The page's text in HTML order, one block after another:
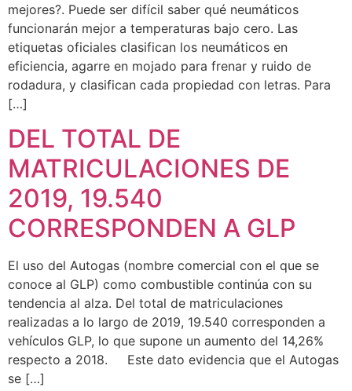
mejores?. Puede ser difícil saber qué neumáticos
funcionarán mejor a temperaturas bajo cero. Las
etiquetas oficiales clasifican los neumáticos en
eficiencia, agarre en mojado para frenar y ruido de
rodadura, y clasifican cada propiedad con letras. Para
[…]
DEL TOTAL DE
MATRICULACIONES DE
2019, 19.540
CORRESPONDEN A GLP
El uso del Autogas (nombre comercial con el que se
conoce al GLP) como combustible continúa con su
tendencia al alza. Del total de matriculaciones
realizadas a lo largo de 2019, 19.540 corresponden a
vehículos GLP, lo que supone un aumento del 14,26%
respecto a 2018. Este dato evidencia que el Autogas
se […]